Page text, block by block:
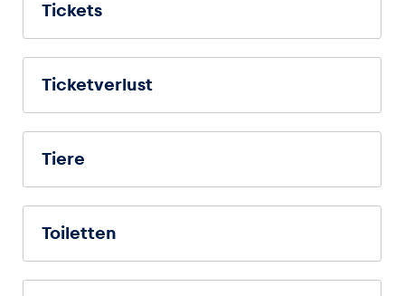
Tickets
Ticketverlust
Tiere
Toiletten